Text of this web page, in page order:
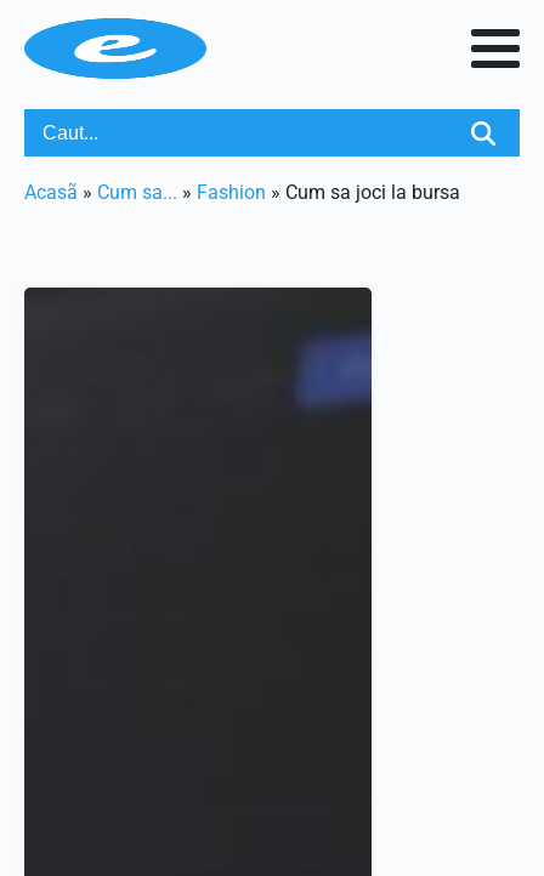
Acasã » Cum sa... » Fashion » Cum sa joci la bursa